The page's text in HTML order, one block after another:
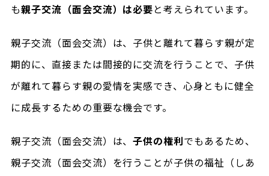
も親子交流（面会交流）は必要と考えられています。
親子交流（面会交流）は、子供と離れて暮らす親が定
期的に、直接または間接的に交流を行うことで、子供
が離れて暮らす親の愛情を実感でき、心身ともに健全
に成長するための重要な機会です。
親子交流（面会交流）は、子供の権利でもあるため、
親子交流（面会交流）を行うことが子供の福祉（しあ